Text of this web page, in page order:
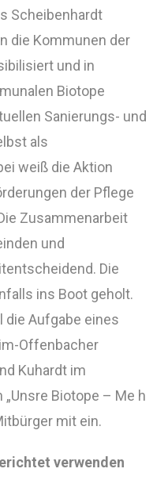
Scheibenhardt
die Kommunen der
und in
Biotope
Sanierungs- und
als
weiß die Aktion
der Pflege
Zusammenarbeit
und
Die
ins Boot geholt.
die Aufgabe eines
Offenbacher
Kuhardt im
Biotope – Me h
mit ein.
verwenden